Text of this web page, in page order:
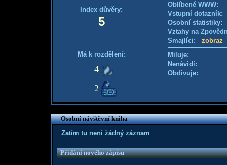
Index důvěry:
5
Má k rozdělení:
4
2
Oblíbené WWW:
Vstupní
Osobní
Vztahy na
Smajlíci: zobraz
Miluje:
Nenávidí:
Obdivuje:
Osobní návštěvní kniha
Zatím tu není žádný záznam
Přidání nového zápisu